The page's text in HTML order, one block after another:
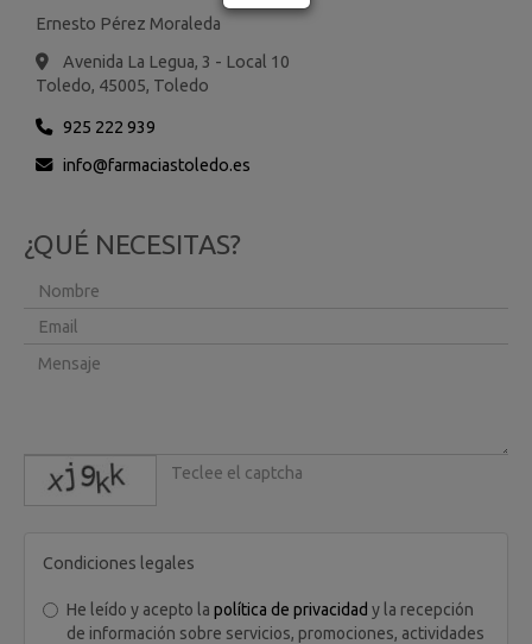
Ernesto Pérez Moraleda
Avenida La Legua, 3 - Local 10
Toledo, 45005, Toledo
925 222 939
info
farmaciastoledo.es
¿QUÉ NECESITAS?
captcha
Condiciones legales
He leído y acepto la política de privacidad y la recepción
de información sobre servicios, promociones, actividades